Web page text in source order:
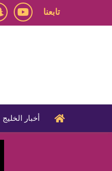
تابعنا
أخبار الخليج